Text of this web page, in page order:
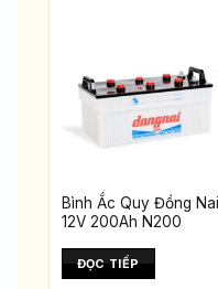
Bình Ắc Quy Đồng Nai
12V 200Ah N200
ĐỌC TIẾP